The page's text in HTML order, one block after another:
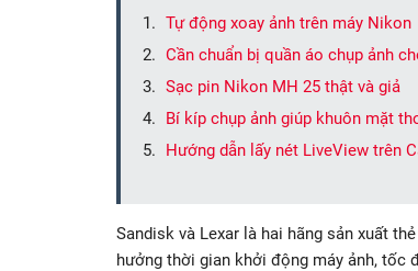
Tự động xoay ảnh trên máy Nikon
Cần chuẩn bị quần áo chụp ảnh
Sạc pin Nikon MH 25 thật và giả
Bí kíp chụp ảnh giúp khuôn mặt
Hướng dẫn lấy nét LiveView trên
Sandisk và Lexar là hai hãng sản xuất
hưởng thời gian khởi động máy ảnh, tốc